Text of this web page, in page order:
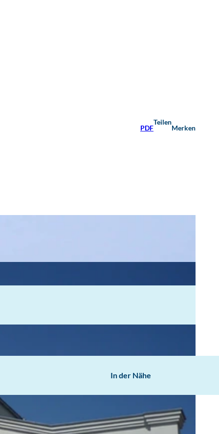
PDF
Teilen
Merken
In der Nähe